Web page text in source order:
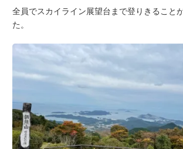
全員でスカイライン展望台まで登りきること
た。